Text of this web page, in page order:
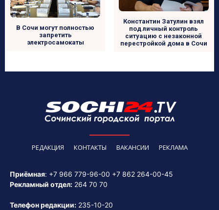
В Сочи могут полностью
запретить
электросамокаты
Константин Затулин взял
под личный контроль
ситуацию с незаконной
перестройкой дома в Сочи
РЕДАКЦИЯ КОНТАКТЫ ВАКАНСИИ РЕКЛАМА
Приёмная: +7 966 779-96-00 +7 862 264-00-45
Рекламный отдел: 264 70 70
Телефон редакции: 235-10-20